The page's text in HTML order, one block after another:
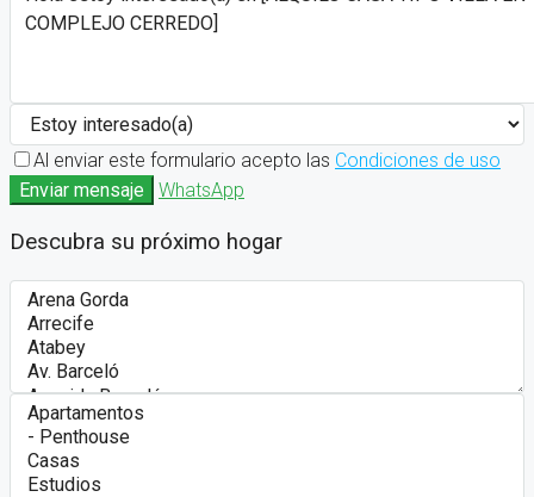
Al enviar este formulario acepto las Condiciones de uso
Enviar mensaje
WhatsApp
Descubra su próximo hogar